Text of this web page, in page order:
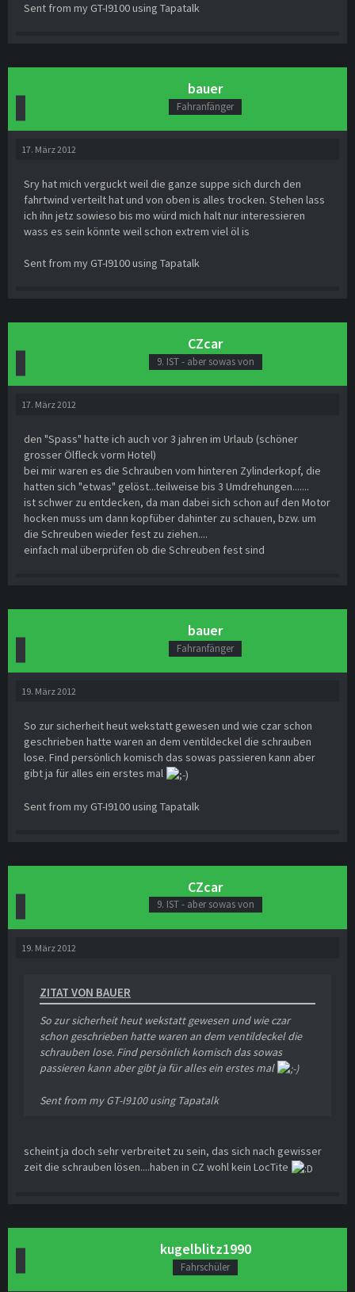
Sent from my GT-I9100 using Tapatalk
bauer
Fahranfänger
17. März 2012
Sry hat mich verguckt weil die ganze suppe sich durch den
fahrtwind verteilt hat und von oben is alles trocken. Stehen lass
ich ihn jetz sowieso bis mo würd mich halt nur interessieren
wass es sein könnte weil schon extrem viel öl is
Sent from my GT-I9100 using Tapatalk
CZcar
9. IST - aber sowas von
17. März 2012
den "Spass" hatte ich auch vor 3 jahren im Urlaub (schöner
grosser Ölfleck vorm Hotel)
bei mir waren es die Schrauben vom hinteren Zylinderkopf, die
hatten sich "etwas" gelöst...teilweise bis 3 Umdrehungen.......
ist schwer zu entdecken, da man dabei sich schon auf den Motor
hocken muss um dann kopfüber dahinter zu schauen, bzw. um
die Schreuben wieder fest zu ziehen....
einfach mal überprüfen ob die Schreuben fest sind
bauer
Fahranfänger
19. März 2012
So zur sicherheit heut wekstatt gewesen und wie czar schon
geschrieben hatte waren an dem ventildeckel die schrauben
lose. Find persönlich komisch das sowas passieren kann aber
gibt ja für alles ein erstes mal
Sent from my GT-I9100 using Tapatalk
CZcar
9. IST - aber sowas von
19. März 2012
ZITAT VON BAUER
So zur sicherheit heut wekstatt gewesen und wie czar
schon geschrieben hatte waren an dem ventildeckel die
schrauben lose. Find persönlich komisch das sowas
passieren kann aber gibt ja für alles ein erstes mal
Sent from my GT-I9100 using Tapatalk
scheint ja doch sehr verbreitet zu sein, das sich nach gewisser
zeit die schrauben lösen....haben in CZ wohl kein LocTite
kugelblitz1990
Fahrschüler